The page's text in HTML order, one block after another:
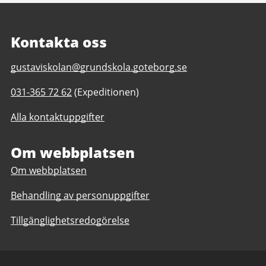
Kontakta oss
E-
till
Gustaviskolan
F-
gustaviskolan@grundskola.goteborg.se
Telefonnummer
Gustaviskolan
5
031-365 72 62(Expeditionen)
Alla kontaktuppgifter
Om webbplatsen
Om webbplatsen
Behandling av personuppgifter
Tillgänglighetsredogörelse